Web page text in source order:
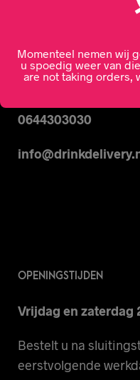
CONTACT
0644303030
OPENINGSTIJDEN
Vrijdag en zaterdag
Bestelt u na
eerstvolgende
Momenteel nemen wij
u spoedig weer van
are not taking orders,